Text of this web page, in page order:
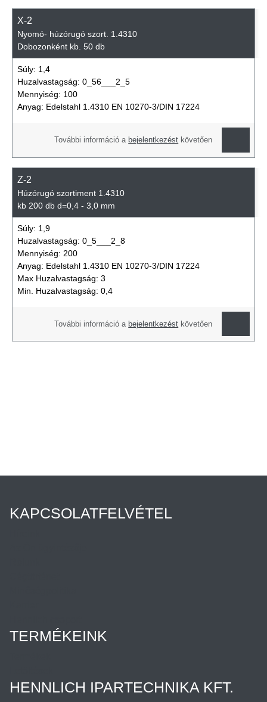
X-2
Nyomó- húzórugó szort. 1.4310
Dobozonként kb. 50 db
Súly: 1,4
Huzalvastagság: 0_56___2_5
Mennyiség: 100
Anyag: Edelstahl 1.4310 EN 10270-3/DIN 17224
További információ a bejelentkezést követően
Z-2
Húzórugó szortiment 1.4310
kb 200 db d=0,4 - 3,0 mm
Súly: 1,9
Huzalvastagság: 0_5___2_8
Mennyiség: 200
Anyag: Edelstahl 1.4310 EN 10270-3/DIN 17224
Max Huzalvastagság: 3
Min. Huzalvastagság: 0,4
További információ a bejelentkezést követően
KAPCSOLATFELVÉTEL
TERMÉKEINK
HENNLICH IPARTECHNIKA KFT.